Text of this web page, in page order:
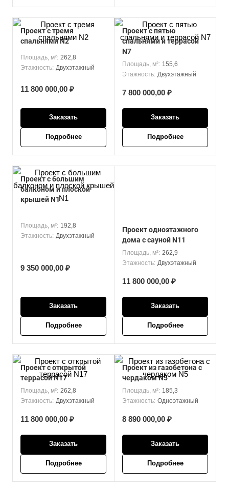
Проект с тремя
спальнями N2
Площадь, м²: 262,8
Этажность: Двухэтажный
11 800 000,00 ₽
Заказать
Подробнее
Проект с пятью
спальнями и террасой
N7
Площадь, м²: 155,6
Этажность: Двухэтажный
7 800 000,00 ₽
Заказать
Подробнее
Проект с большим
балконом и плоской
крышей N1
Площадь, м²: 192,8
Этажность: Двухэтажный
9 350 000,00 ₽
Заказать
Подробнее
Проект одноэтажного
дома с сауной N11
Площадь, м²: 262,9
Этажность: Двухэтажный
11 800 000,00 ₽
Заказать
Подробнее
Проект с открытой
террасой N17
Площадь, м²: 262,8
Этажность: Двухэтажный
11 800 000,00 ₽
Заказать
Подробнее
Проект из газобетона с
чердаком N5
Площадь, м²: 185,3
Этажность: Одноэтажный
8 890 000,00 ₽
Заказать
Подробнее